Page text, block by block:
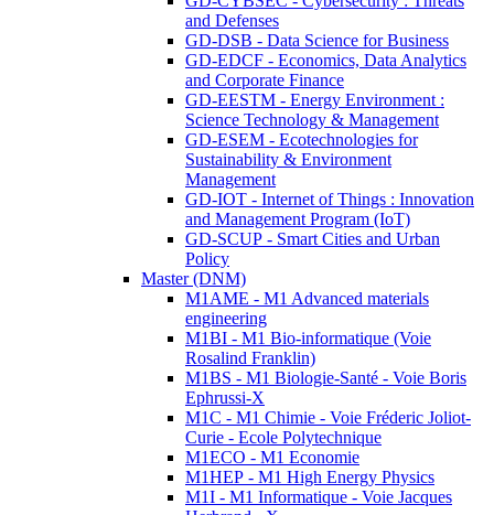
and Defenses
GD-DSB - Data Science for Business
GD-EDCF - Economics, Data Analytics
and Corporate Finance
GD-EESTM - Energy Environment :
Science Technology & Management
GD-ESEM - Ecotechnologies for
Sustainability & Environment
Management
GD-IOT - Internet of Things : Innovation
and Management Program (IoT)
GD-SCUP - Smart Cities and Urban
Policy
Master (DNM)
M1AME - M1 Advanced materials
engineering
M1BI - M1 Bio-informatique (Voie
Rosalind Franklin)
M1BS - M1 Biologie-Santé - Voie Boris
Ephrussi-X
M1C - M1 Chimie - Voie Fréderic Joliot-
Curie - Ecole Polytechnique
M1ECO - M1 Economie
M1HEP - M1 High Energy Physics
M1I - M1 Informatique - Voie Jacques